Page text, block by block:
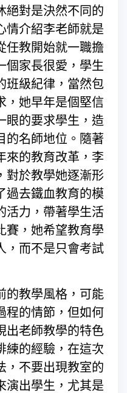
絕對是決然不同的
情介紹李老師就是
任教開始就一職擔
個家長很愛，學生
班級紀律，當然包
，她早年是個堅信
眼的要求學生，造
的名師地位。隨著
來的教育改革，李
對於教學她逐漸形
過去鐵血教育的模
活力，帶著學生活
賽，她希望教育學
，而不是只會考試
教學風格，可能
程的情節，但如何
出老師教學的特色
練的經驗，在這次
，不要出現教室的
演出學生，尤其是